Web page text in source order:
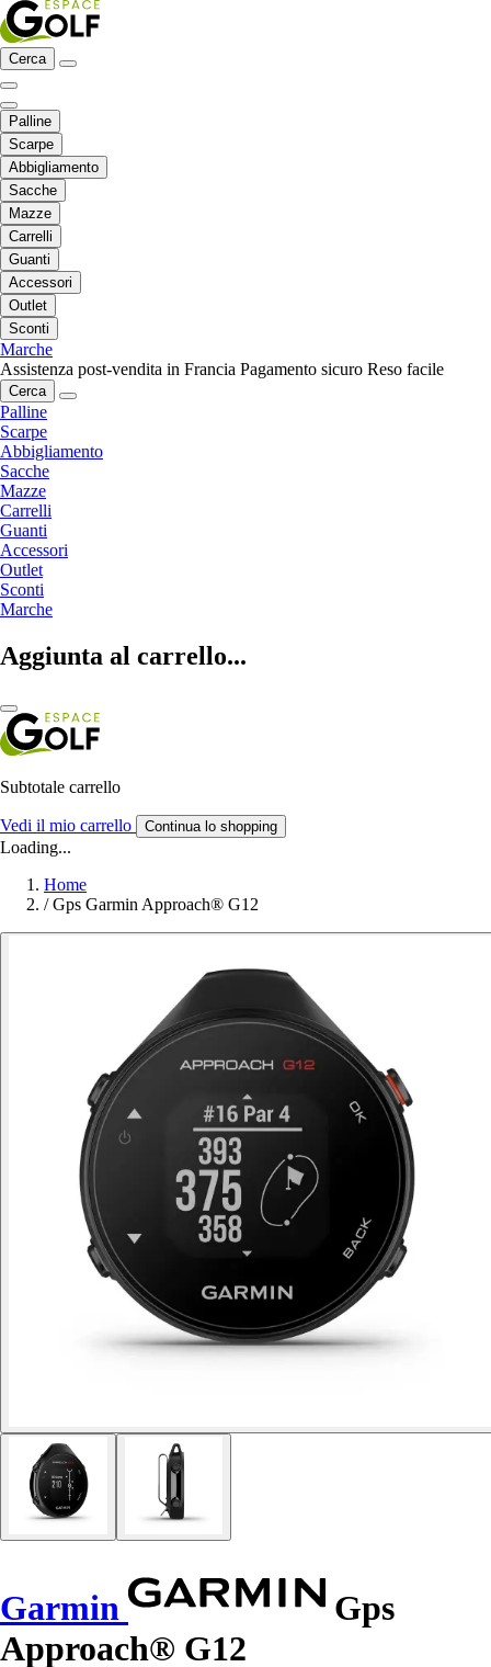
Cerca
Palline
Scarpe
Abbigliamento
Sacche
Mazze
Carrelli
Guanti
Accessori
Outlet
Sconti
Marche
Assistenza post-vendita in Francia Pagamento sicuro Reso facile
Cerca
Palline
Scarpe
Abbigliamento
Sacche
Mazze
Carrelli
Guanti
Accessori
Outlet
Sconti
Marche
Aggiunta al carrello...
Subtotale carrello
Vedi il mio carrello Continua lo shopping
Loading...
Home
/ Gps Garmin Approach® G12
Garmin
Gps
Approach® G12